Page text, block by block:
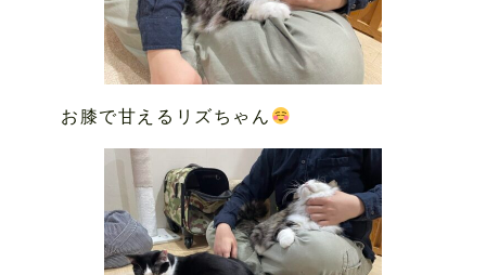
お膝で甘えるリズちゃん